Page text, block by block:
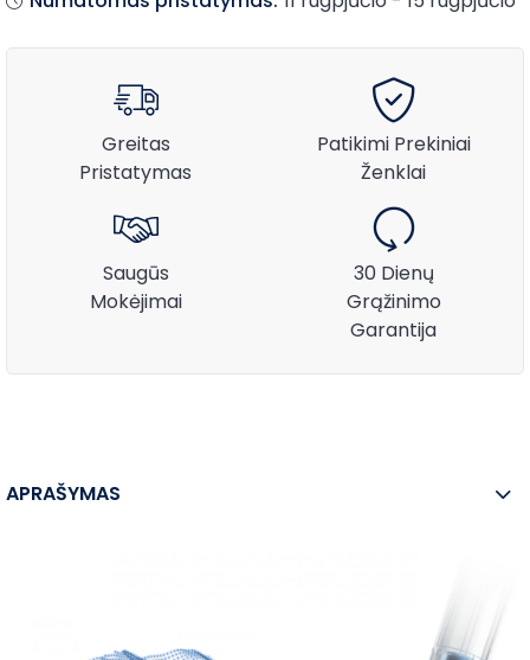
Greitas
Pristatymas
Patikimi Prekiniai
Ženklai
Saugūs
Mokėjimai
30 Dienų
Grąžinimo
Garantija
APRAŠYMAS